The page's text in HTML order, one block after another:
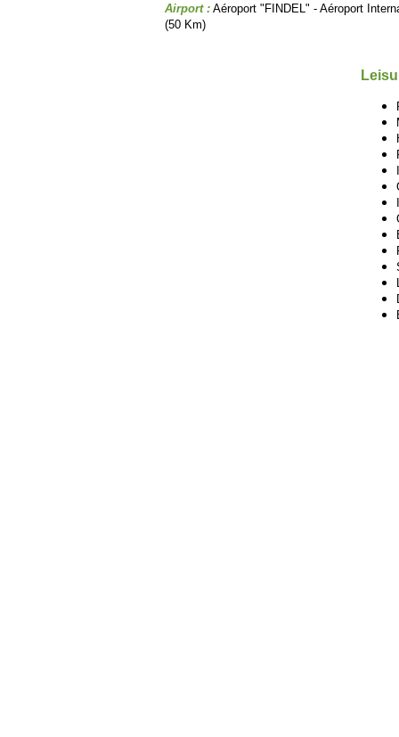
Airport : Aéroport "FINDEL" - Aéroport
(50 Km)